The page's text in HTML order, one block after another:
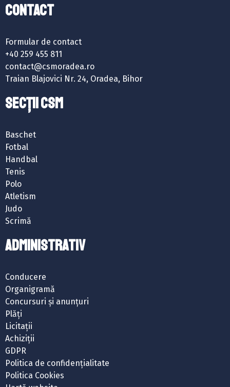
Contact
Formular de contact
+40 259 455 811
contact@csmoradea.ro
Traian Blajovici Nr. 24, Oradea, Bihor
SECȚII CSM
Baschet
Fotbal
Handbal
Tenis
Polo
Atletism
Judo
Scrimă
ADMINISTRATIV
Conducere
Organigramă
Concursuri și anunțuri
Plăți
Licitații
Achiziții
GDPR
Politica de confidențialitate
Politica Cookies